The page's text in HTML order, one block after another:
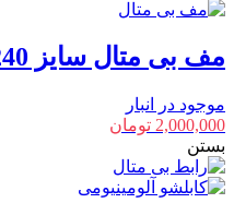
مف بی متال سایز 240-300
موجود در انبار
2,000,000 تومان
بستن